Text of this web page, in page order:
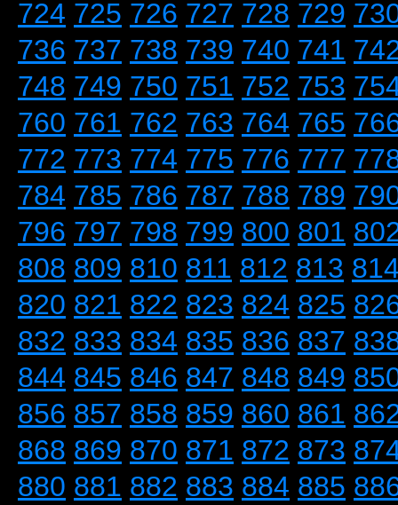
724 725 726 727 728 729
736 737 738 739 740 741
748 749 750 751 752 753
760 761 762 763 764 765
772 773 774 775 776 777
784 785 786 787 788 789
796 797 798 799 800 801
808 809 810 811 812 813
820 821 822 823 824 825
832 833 834 835 836 837
844 845 846 847 848 849
856 857 858 859 860 861
868 869 870 871 872 873
880 881 882 883 884 885